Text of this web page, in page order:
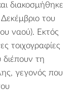
διακοσμήθηκε
του
ναού). Εκτός
τοιχογραφίες
διέπουν τη
γεγονός που